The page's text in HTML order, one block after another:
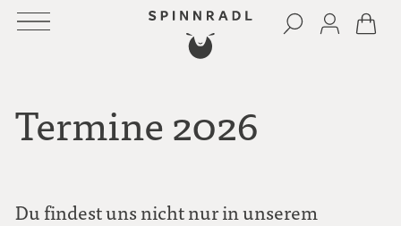
Termine 2026
Du findest uns nicht nur in unserem